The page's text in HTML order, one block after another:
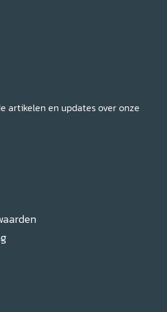
artikelen en updates over onze